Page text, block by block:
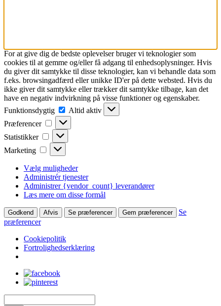
For at give dig de bedste oplevelser bruger vi teknologier som
cookies til at gemme og/eller få adgang til enhedsoplysninger. Hvis
du giver dit samtykke til disse teknologier, kan vi behandle data som
f.eks. browsingadfærd eller unikke ID'er på dette websted. Hvis du
ikke giver dit samtykke eller trækker dit samtykke tilbage, kan det
have en negativ indvirkning på visse funktioner og egenskaber.
Funktionsdygtig
Funktionsdygtig
Altid aktiv
Præferencer
Præferencer
Statistikker Statistikker
Marketing Marketing
Vælg muligheder
Administrér tjenester
Administrer {vendor_count} leverandører
Læs mere om disse formål
Godkend Afvis Se præferencer Gem præferencer
Se
præferencer
Cookiepolitik
Fortrolighedserklæring